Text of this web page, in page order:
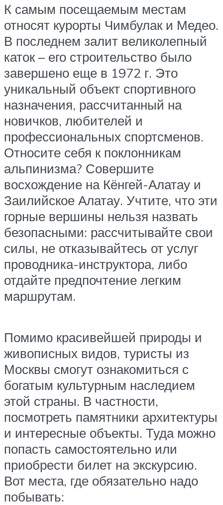
К самым посещаемым местам
относят курорты Чимбулак и Медео.
В последнем залит великолепный
каток – его строительство было
завершено еще в 1972 г. Это
уникальный объект спортивного
назначения, рассчитанный на
новичков, любителей и
профессиональных спортсменов.
Относите себя к поклонникам
альпинизма? Совершите
восхождение на Кёнгей-Алатау и
Заилийское Алатау. Учтите, что эти
горные вершины нельзя назвать
безопасными: рассчитывайте свои
силы, не отказывайтесь от услуг
проводника-инструктора, либо
отдайте предпочтение легким
маршрутам.
Помимо красивейшей природы и
живописных видов, туристы из
Москвы смогут ознакомиться с
богатым культурным наследием
этой страны. В частности,
посмотреть памятники архитектуры
и интересные объекты. Туда можно
попасть самостоятельно или
приобрести билет на экскурсию.
Вот места, где обязательно надо
побывать: